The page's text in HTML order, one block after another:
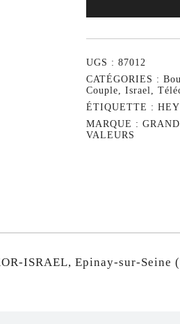
UGS : 87012
CATÉGORIES :
Couple
Israel
ÉTIQUETTE :
MARQUE :
VALEURS
ISRAEL, Epinay-sur-Seine